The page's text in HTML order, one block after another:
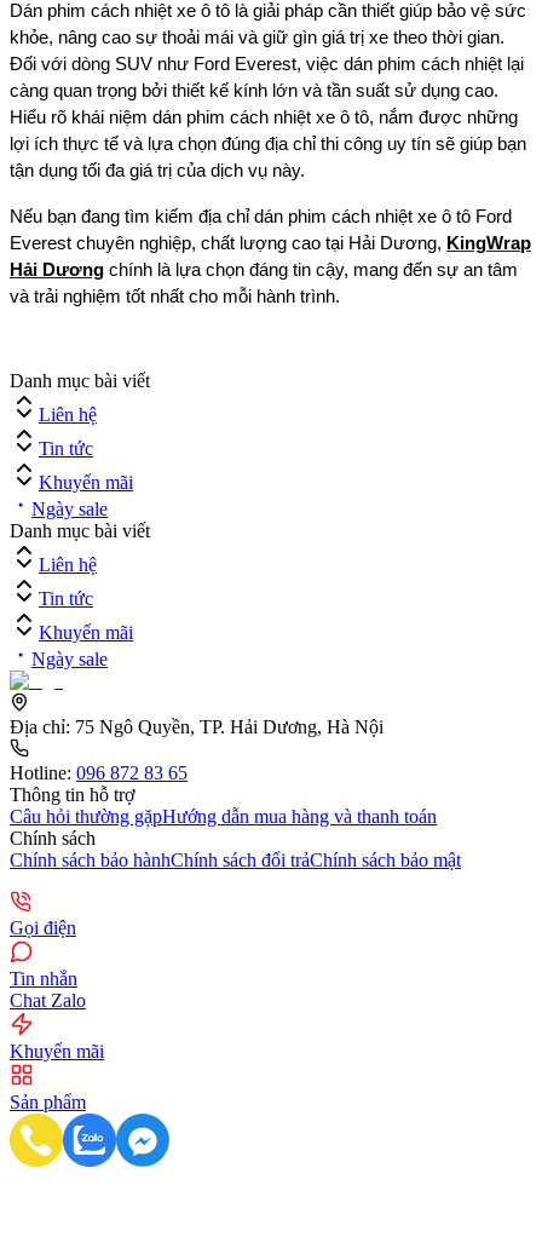
Dán phim cách nhiệt xe ô tô là giải pháp cần thiết giúp bảo vệ sức
khỏe, nâng cao sự thoải mái và giữ gìn giá trị xe theo thời gian.
Đối với dòng SUV như Ford Everest, việc dán phim cách nhiệt lại
càng quan trọng bởi thiết kế kính lớn và tần suất sử dụng cao.
Hiểu rõ khái niệm dán phim cách nhiệt xe ô tô, nắm được những
lợi ích thực tế và lựa chọn đúng địa chỉ thi công uy tín sẽ giúp bạn
tận dụng tối đa giá trị của dịch vụ này.
Nếu bạn đang tìm kiếm địa chỉ dán phim cách nhiệt xe ô tô Ford
Everest chuyên nghiệp, chất lượng cao tại Hải Dương, KingWrap
Hải Dương chính là lựa chọn đáng tin cậy, mang đến sự an tâm
và trải nghiệm tốt nhất cho mỗi hành trình.
Danh mục bài viết
Liên hệ
Tin tức
Khuyến mãi
Ngày sale
Danh mục bài viết
Liên hệ
Tin tức
Khuyến mãi
Ngày sale
Địa chỉ: 75 Ngô Quyền, TP. Hải Dương, Hà Nội
Hotline: 096 872 83 65
Thông tin hỗ trợ
Câu hỏi thường gặpHướng dẫn mua hàng và thanh toán
Chính sách
Chính sách bảo hànhChính sách đổi trảChính sách bảo mật
Gọi điện
Tin nhắn
Chat Zalo
Khuyến mãi
Sản phẩm